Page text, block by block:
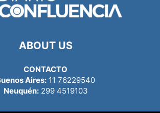
ABOUT US
CONTACTO
Aires: 11 76229540
Neuquén:299 4519103